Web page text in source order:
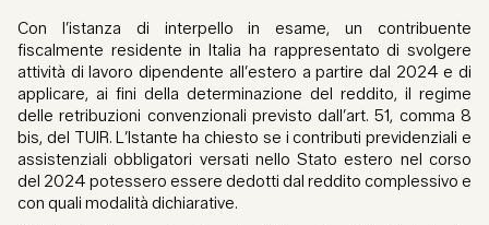
Con l’istanza di interpello in esame, un contribuente
fiscalmente residente in Italia ha rappresentato di svolgere
attività di lavoro dipendente all’estero a partire dal 2024 e di
applicare, ai fini della determinazione del reddito, il regime
delle retribuzioni convenzionali previsto dall’art. 51, comma 8
bis, del TUIR. L’Istante ha chiesto se i contributi previdenziali e
assistenziali obbligatori versati nello Stato estero nel corso
del 2024 potessero essere dedotti dal reddito complessivo e
con quali modalità dichiarative.